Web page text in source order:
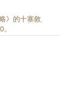
》的十寨敘